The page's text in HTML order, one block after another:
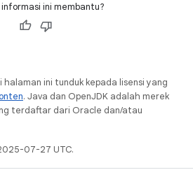
ini membantu?
ini tunduk kepada lisensi yang
. Java dan OpenJDK adalah merek
terdaftar dari Oracle dan/atau
07-27 UTC.